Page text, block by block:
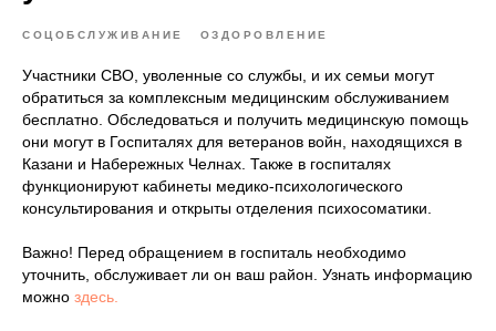
СОЦОБСЛУЖИВАНИЕ ОЗДОРОВЛЕНИЕ
Участники СВО, уволенные со службы, и их семьи могут
обратиться за комплексным медицинским обслуживанием
бесплатно. Обследоваться и получить медицинскую помощь
они могут в Госпиталях для ветеранов войн, находящихся в
Казани и Набережных Челнах. Также в госпиталях
функционируют кабинеты медико-психологического
консультирования и открыты отделения психосоматики.
Важно! Перед обращением в госпиталь необходимо
уточнить, обслуживает ли он ваш район. Узнать информацию
можно здесь.